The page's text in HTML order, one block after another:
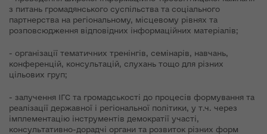
з питань громадянського суспільства та соціального
партнерства на регіональному, місцевому рівнях та
розповсюдження відповідних інформаційних матеріалів;
- організації тематичних тренінгів, семінарів, навчань,
конференцій, консультацій, слухань тощо для різних
цільових груп;
- залучення ІГС та громадськості до процесів формування та
реалізації державної і регіональної політики, у т.ч. через
імплементацію інструментів демократії участі,
консультативно-дорадчі органи та розвиток різних форм